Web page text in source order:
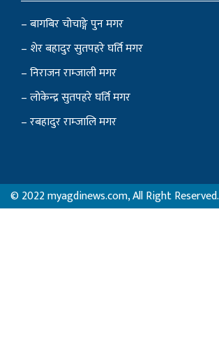
– बागबिर चोचाङ्गे पुन मगर
– शेर बहादुर सुतपहरे घर्ति मगर
– निराजन राम्जाली मगर
– लोकेन्द्र सुतपहरे घर्ति मगर
– रबहादुर राम्जालि मगर
© 2022 myagdinews.com, All Right Reserved.